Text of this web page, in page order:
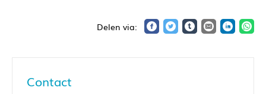
Contact